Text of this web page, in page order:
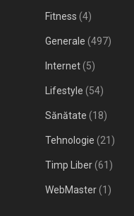
Fitness (4)
Generale (497)
Internet(5)
Lifestyle (54)
Sănătate (18)
Tehnologie (21)
Timp Liber(61)
WebMaster(1)